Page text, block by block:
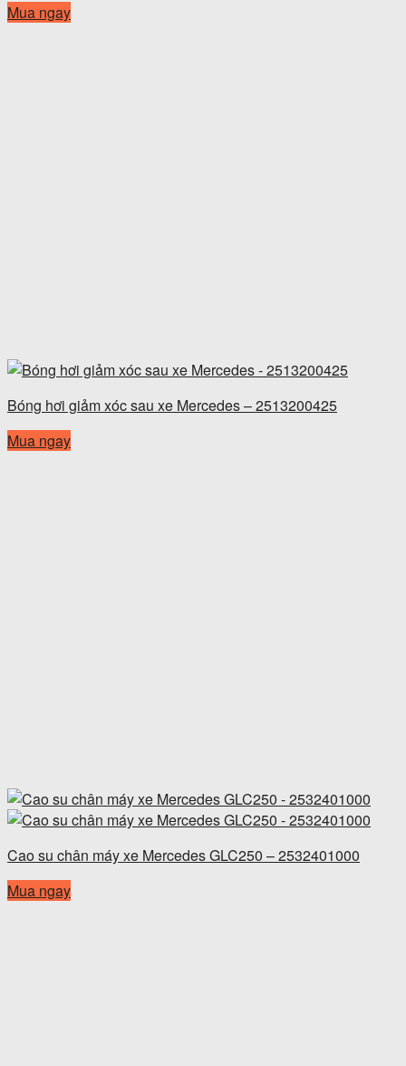
Mua ngay
Bóng hơi giảm xóc sau xe Mercedes – 2513200425
Mua ngay
Cao su chân máy xe Mercedes GLC250 – 2532401000
Mua ngay